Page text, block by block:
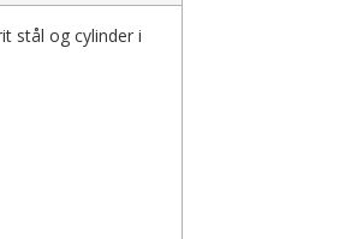
stål og cylinder i